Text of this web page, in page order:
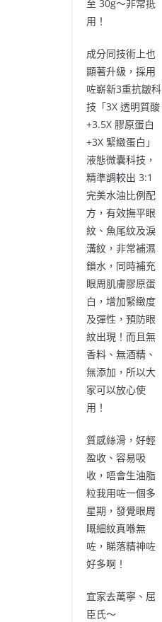
至 30g～非常抵
用！
成分同技術上也
顯著升級，採用
咗嶄新3重抗皺科
技「3X 透明質酸
+3.5X 膠原蛋白
+3X 緊緻蛋白」
液態微囊科技，
精準調較出 3:1
完美水油比例配
方，有效撫平眼
紋、魚尾紋及淚
溝紋，非常補濕
鎖水，同時補充
眼周肌膚膠原蛋
白，增加緊緻度
及彈性，預防眼
紋出現！而且無
香料、無酒精、
無添加，所以大
家可以放心使
用！
質感絲滑，好輕
盈收、容易吸
收，唔會生油脂
粒我用咗一個多
星期，發覺眼周
嘅細紋真喺無
咗，睇落精神咗
好多啊！
宜家去萬寧、屈
臣氏～